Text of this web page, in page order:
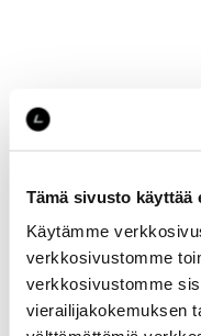
Tämä sivusto käyttää
Käytämme
verkkosivustomme
verkkosivustomme
vierailijakokemuksen